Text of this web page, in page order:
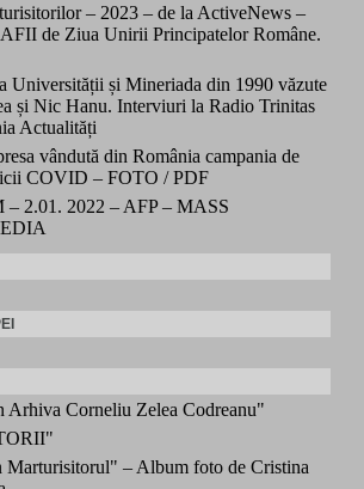
– 2023 – de la ActiveNews –
de Ziua Unirii Principatelor Române.
Universității și Mineriada din 1990 văzute
și Nic Hanu. Interviuri la Radio Trinitas
Actualități
vândută din România campania de
COVID – FOTO / PDF
2.01. 2022 – AFP – MASS
Arhiva Corneliu Zelea Codreanu"
Marturisitorul" – Album foto de Cristina